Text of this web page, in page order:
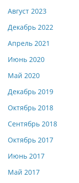
Август 2023
Декабрь 2022
Апрель 2021
Июнь 2020
Май 2020
Декабрь 2019
Октябрь 2018
Сентябрь 2018
Октябрь 2017
Июнь 2017
Май 2017